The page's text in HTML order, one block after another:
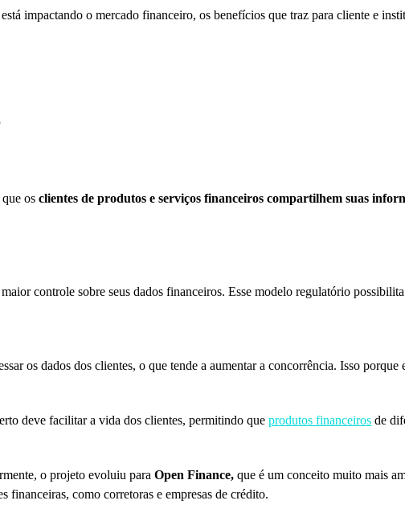
está impactando o mercado financeiro, os benefícios que traz para cliente e
os clientes de produtos e serviços financeiros compartilhem suas
os dados dos clientes, o que tende a aumentar a concorrência. Isso porque
deve facilitar a vida dos clientes, permitindo queprodutos financeiros de
o projeto evoluiu paraOpen Finance, que é um conceito muito mais
financeiras, como corretoras e empresas de crédito.